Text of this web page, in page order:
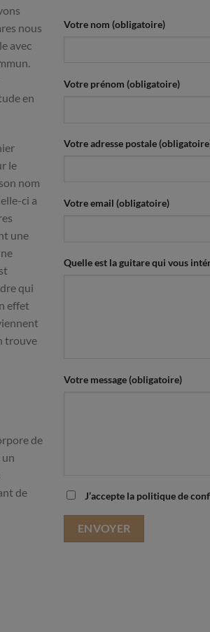
nous
avec
en
le
nom
ci a
une
qui
effet
trouve
de
de
Votre nom (obligatoire)
Votre prénom (obligatoire)
Votre adresse postale
Votre email (obligatoire)
Quelle est la guitare qui vous
Votre message (obligatoire)
J’accepte la politique de